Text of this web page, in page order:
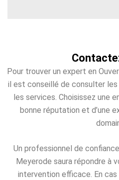
Pour trouver un expert en
il est conseillé de consulter
les services. Choisissez une
bonne réputation et d’une
Un professionnel de
Meyerode saura répondre à
intervention efficace. En cas